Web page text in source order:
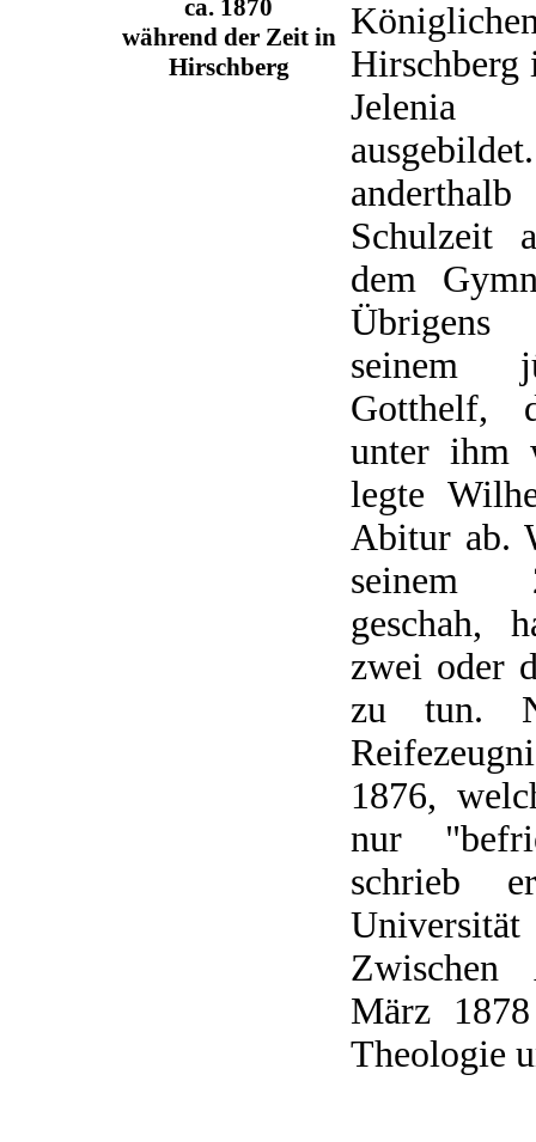
ca. 1870
während der Zeit in
Hirschberg
Hirschberg
Jelenia
Schulzeit
dem
Übrigens
seinem
Gotthelf,
unter ihm
legte
Abitur ab.
seinem
geschah,
zwei oder
zu tun.
1876,
nur
schrieb
März
Theologie